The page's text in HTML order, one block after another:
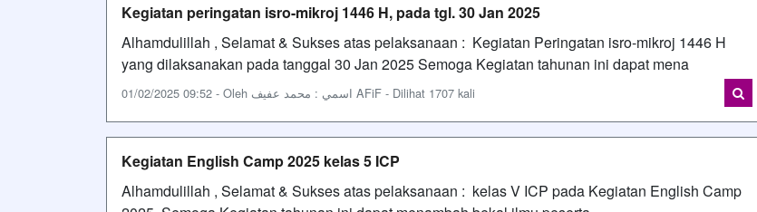
Kegiatan peringatan isro-mikroj 1446 H, pada tgl. 30 Jan 2025
Alhamdulillah , Selamat & Sukses atas pelaksanaan : Kegiatan Peringatan isro-mikroj 1446 H
yang dilaksanakan pada tanggal 30 Jan 2025 Semoga Kegiatan tahunan ini dapat mena
01/02/2025 09:52 - Oleh اسمي : محمد عفيف AFiF - Dilihat 1707 kali
Kegiatan English Camp 2025 kelas 5 ICP
Alhamdulillah , Selamat & Sukses atas pelaksanaan : kelas V ICP pada Kegiatan English Camp